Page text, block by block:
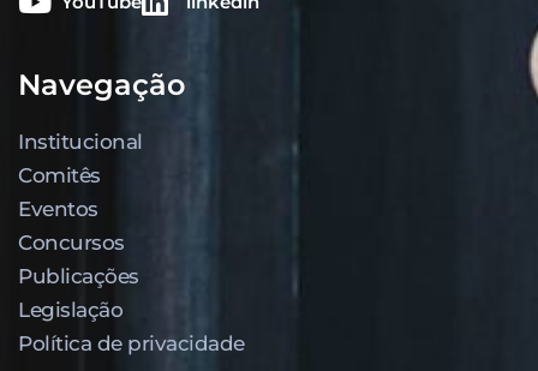
Navegação
Institucional
Comitês
Eventos
Concursos
Publicações
Legislação
Política de privacidade